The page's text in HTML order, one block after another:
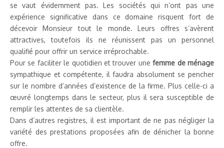
se vaut évidemment pas. Les sociétés qui n’ont pas une
expérience significative dans ce domaine risquent fort de
décevoir Monsieur tout le monde. Leurs offres s’avèrent
attractives, toutefois ils ne réunissent pas un personnel
qualifié pour offrir un service irréprochable.
Pour se faciliter le quotidien et trouver une femme de ménage
sympathique et compétente, il faudra absolument se pencher
sur le nombre d’années d’existence de la firme. Plus celle-ci a
œuvré longtemps dans le secteur, plus il sera susceptible de
remplir les attentes de sa clientèle.
Dans d’autres registres, il est important de ne pas négliger la
variété des prestations proposées afin de dénicher la bonne
offre.